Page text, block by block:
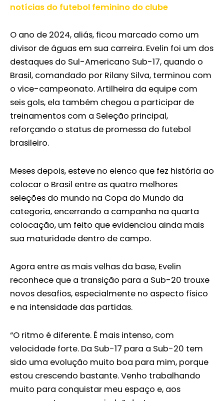
notícias do futebol feminino do clube
O ano de 2024, aliás, ficou marcado como um
divisor de águas em sua carreira. Evelin foi um dos
destaques do Sul-Americano Sub-17, quando o
Brasil, comandado por Rilany Silva, terminou com
o vice-campeonato. Artilheira da equipe com
seis gols, ela também chegou a participar de
treinamentos com a Seleção principal,
reforçando o status de promessa do futebol
brasileiro.
Meses depois, esteve no elenco que fez história ao
colocar o Brasil entre as quatro melhores
seleções do mundo na Copa do Mundo da
categoria, encerrando a campanha na quarta
colocação, um feito que evidenciou ainda mais
sua maturidade dentro de campo.
Agora entre as mais velhas da base, Evelin
reconhece que a transição para a Sub-20 trouxe
novos desafios, especialmente no aspecto físico
e na intensidade das partidas.
“O ritmo é diferente. É mais intenso, com
velocidade forte. Da Sub-17 para a Sub-20 tem
sido uma evolução muito boa para mim, porque
estou crescendo bastante. Venho trabalhando
muito para conquistar meu espaço e, aos